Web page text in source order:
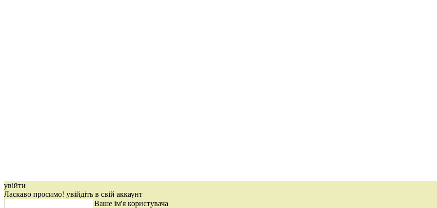
увійти
Ласкаво просимо! увійдіть в свій аккаунт
Ваше ім'я користувача